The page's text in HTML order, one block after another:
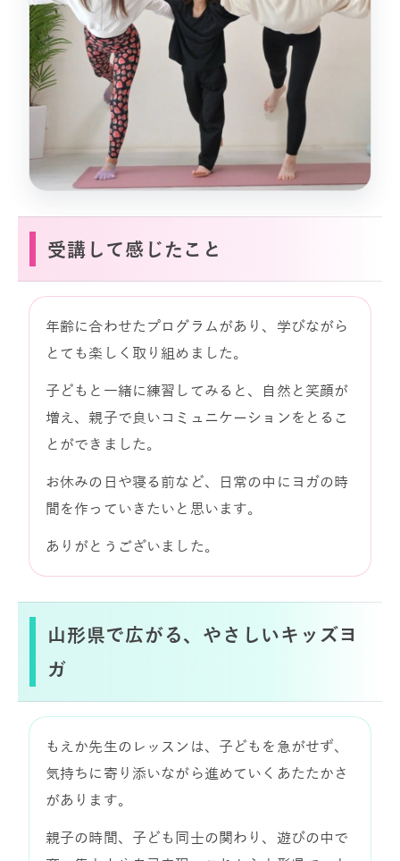
受講して感じたこと
年齢に合わせたプログラムがあり、学びながら
とても楽しく取り組めました。
子どもと一緒に練習してみると、自然と笑顔が
増え、親子で良いコミュニケーションをとるこ
とができました。
お休みの日や寝る前など、日常の中にヨガの時
間を作っていきたいと思います。
ありがとうございました。
山形県で広がる、やさしいキッズヨ
ガ
もえか先生のレッスンは、子どもを急がせず、
気持ちに寄り添いながら進めていくあたたかさ
があります。
親子の時間、子ども同士の関わり、遊びの中で